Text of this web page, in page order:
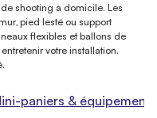
shooting à domicile. Les
pied lesté ou support
flexibles et ballons de
votre installation.
paniers & équipements